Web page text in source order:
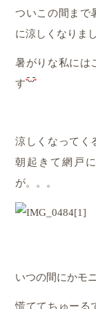
ついこの間まで
に涼しくなりま
暑がりな私には
す
涼しくなってく
朝起きて網戸
が。。。
いつの間にかモ
慌ててちゅーる